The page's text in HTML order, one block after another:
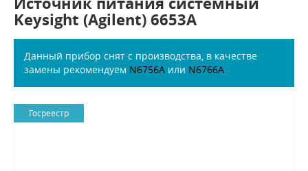
Keysight (Agilent) 6653A
Данный прибор снят с производства, в качестве
замены рекомендуем N6756A или N6766A
Госреестр